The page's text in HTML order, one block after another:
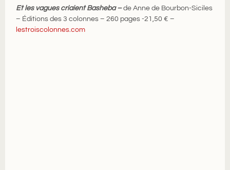
Et les vagues criaient Basheba –de Anne de Bourbon-Siciles
– Éditions des 3 colonnes – 260 pages -21,50 € –
lestroiscolonnes.com